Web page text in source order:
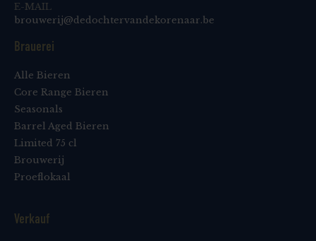
E-MAIL
brouwerij@dedochtervandekorenaar.be
Brauerei
Alle Bieren
Core Range Bieren
Seasonals
Barrel Aged Bieren
Limited 75 cl
Brouwerij
Proeflokaal
Verkauf